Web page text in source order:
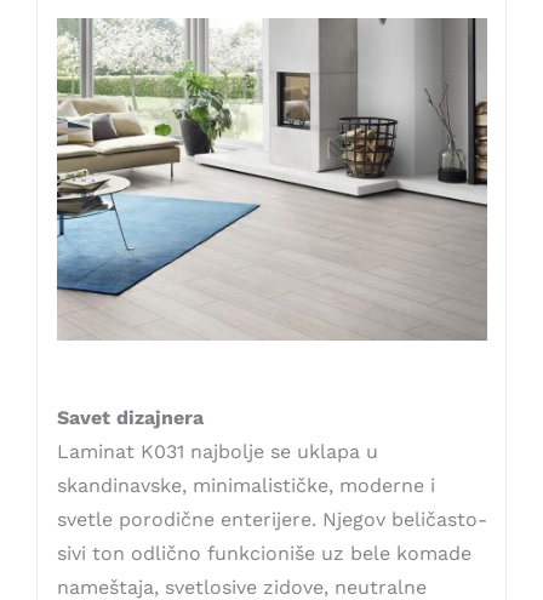
Savet dizajnera
Laminat K031 najbolje se uklapa u
skandinavske, minimalističke, moderne i
svetle porodične enterijere. Njegov beličasto-
sivi ton odlično funkcioniše uz bele komade
nameštaja, svetlosive zidove, neutralne